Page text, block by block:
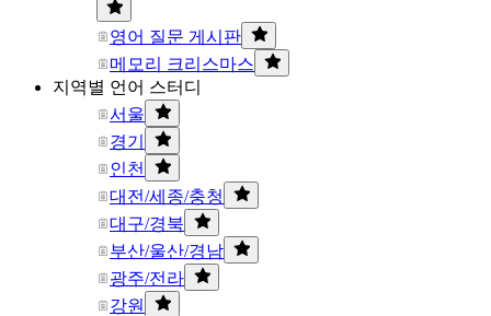
영어 질문 게시판
메모리 크리스마스
지역별 언어 스터디
서울
경기
인천
대전/세종/충청
대구/경북
부산/울산/경남
광주/전라
강원